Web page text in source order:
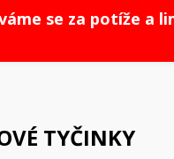
se za potíže a
TYČINKY